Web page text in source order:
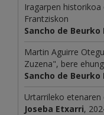
Iragarpen
Frantziskon
Sancho de
Martin Aguirre
Zuzena", bere
Sancho de
Urtarrileko
Joseba Etxarri,